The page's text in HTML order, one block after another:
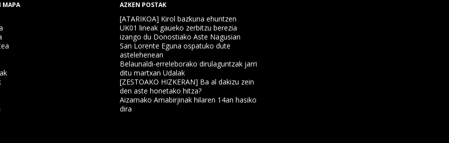
MAPA AZKEN POSTAK
[ATARIKOA] Kirol bazkuna ehuntzen
UK01 lineak gaueko zerbitzu berezia
izango du Donostiako Aste Nagusian
San Lorente Eguna ospatuko dute
astelehenean
Belaunaldi-erreleborako dirulaguntzak jarri
ditu martxan Udalak
[ZESTOAKO HIZKERAN] Ba al dakizu zein
den aste honetako hitza?
Aizarnako Amabirjinak hilaren 14an hasiko
dira